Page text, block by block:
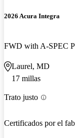
2026 Acura Integra
FWD with A-SPEC
Laurel, MD
17 millas
Trato justo
Certificados por el